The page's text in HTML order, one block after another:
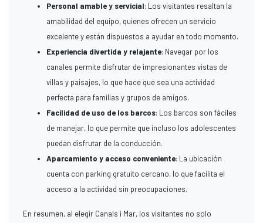
Personal amable y servicial: Los visitantes resaltan la
amabilidad del equipo, quienes ofrecen un servicio
excelente y están dispuestos a ayudar en todo momento.
Experiencia divertida y relajante: Navegar por los
canales permite disfrutar de impresionantes vistas de
villas y paisajes, lo que hace que sea una actividad
perfecta para familias y grupos de amigos.
Facilidad de uso de los barcos: Los barcos son fáciles
de manejar, lo que permite que incluso los adolescentes
puedan disfrutar de la conducción.
Aparcamiento y acceso conveniente: La ubicación
cuenta con parking gratuito cercano, lo que facilita el
acceso a la actividad sin preocupaciones.
En resumen, al elegir Canals i Mar, los visitantes no solo